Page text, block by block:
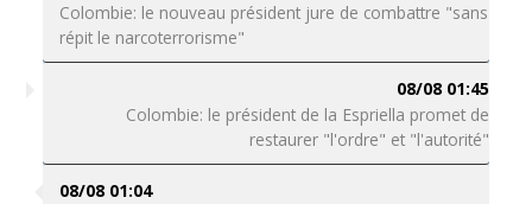
Colombie: le nouveau président jure de combattre "sans
répit le narcoterrorisme"
08/08 01:45
Colombie: le président de la Espriella promet de
restaurer "l'ordre" et "l'autorité"
08/08 01:04